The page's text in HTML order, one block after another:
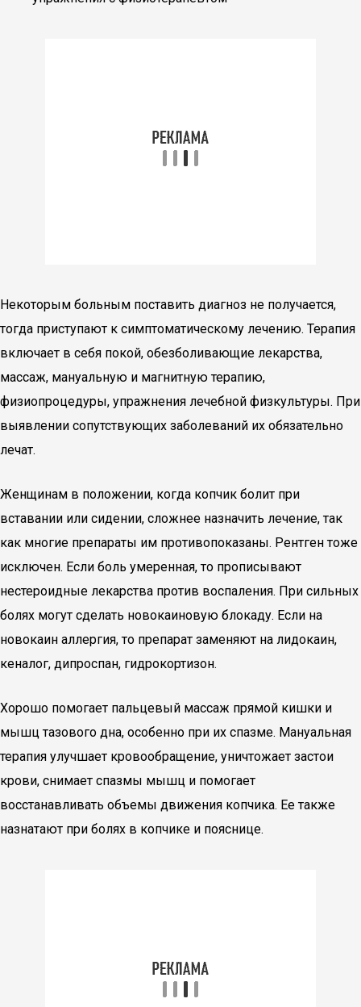
Некоторым больным поставить диагноз не получается,
тогда приступают к симптоматическому лечению. Терапия
включает в себя покой, обезболивающие лекарства,
массаж, мануальную и магнитную терапию,
физиопроцедуры, упражнения лечебной физкультуры. При
выявлении сопутствующих заболеваний их обязательно
лечат.
Женщинам в положении, когда копчик болит при
вставании или сидении, сложнее назначить лечение, так
как многие препараты им противопоказаны. Рентген тоже
исключен. Если боль умеренная, то прописывают
нестероидные лекарства против воспаления. При сильных
болях могут сделать новокаиновую блокаду. Если на
новокаин аллергия, то препарат заменяют на лидокаин,
кеналог, дипроспан, гидрокортизон.
Хорошо помогает пальцевый массаж прямой кишки и
мышц тазового дна, особенно при их спазме. Мануальная
терапия улучшает кровообращение, уничтожает застои
крови, снимает спазмы мышц и помогает
восстанавливать объемы движения копчика. Ее также
назнатают при болях в копчике и пояснице.